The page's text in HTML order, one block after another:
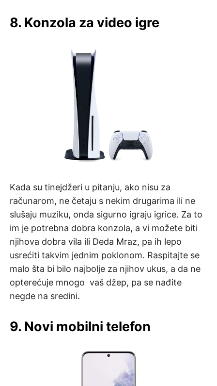
8. Konzola za video igre
Kada su tinejdžeri u pitanju, ako nisu za
računarom, ne četaju s nekim drugarima ili ne
slušaju muziku, onda sigurno igraju igrice. Za to
im je potrebna dobra konzola, a vi možete biti
njihova dobra vila ili Deda Mraz, pa ih lepo
usrećiti takvim jednim poklonom. Raspitajte se
malo šta bi bilo najbolje za njihov ukus, a da ne
opterećuje mnogo vaš džep, pa se nađite
negde na sredini.
9. Novi mobilni telefon